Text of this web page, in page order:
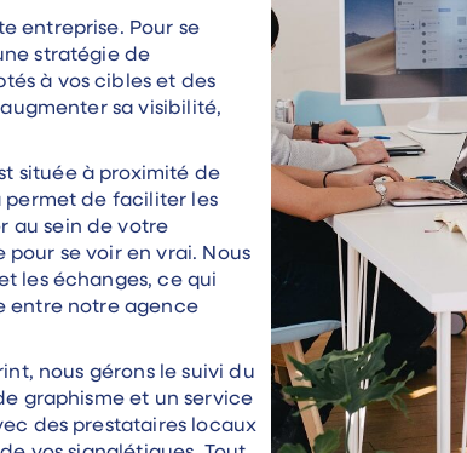
entreprise. Pour se
stratégie de
à vos cibles et des
sa visibilité,
située à proximité de
permet de faciliter les
au sein de votre
se voir en vrai. Nous
les échanges, ce qui
entre notre agence
nous gérons le suivi du
graphisme et un service
des prestataires locaux